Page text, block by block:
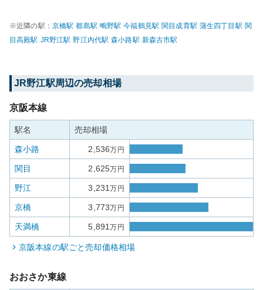
※近隣の駅： 京橋駅 都島駅 鴫野駅 今福鶴見駅 関目成育駅 蒲生四丁目駅 関
目高殿駅 JR野江駅 野江内代駅 森小路駅 新森古市駅
JR野江駅周辺の売却相場
京阪本線
駅名 売却相場
森小路 2,536万円
関目 2,625万円
野江 3,231万円
京橋 3,773万円
天満橋 5,891万円
京阪本線の駅ごと売却価格相場
おおさか東線